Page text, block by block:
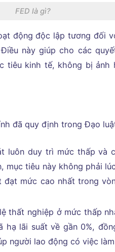
FED là gì?
động độc lập tương đối
này giúp cho các
tiêu kinh tế, không bị
đã quy định trong Đạo
luôn duy trì mức thấp và
mục tiêu này không phải
mức cao nhất trong
thất nghiệp ở mức thấp
hạ lãi suất về gần 0%,
người lao động có việc